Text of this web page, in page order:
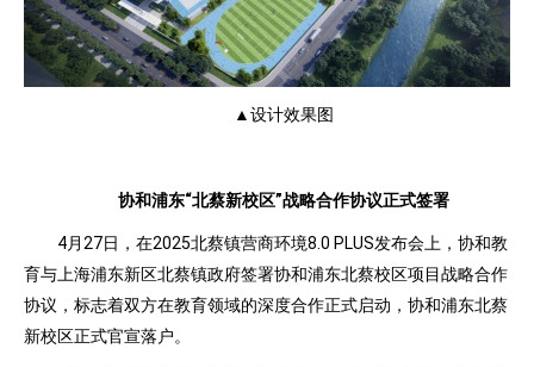
▲设计效果图
协和浦东“北蔡新校区”战略合作协议正式签署
4月27日，在2025北蔡镇营商环境8.0 PLUS发布会上，协和教
育与上海浦东新区北蔡镇政府签署协和浦东北蔡校区项目战略合作
协议，标志着双方在教育领域的深度合作正式启动，协和浦东北蔡
新校区正式官宣落户。